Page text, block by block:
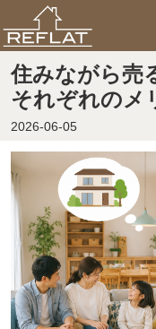
住みながら売
それぞれのメ
2026-06-05